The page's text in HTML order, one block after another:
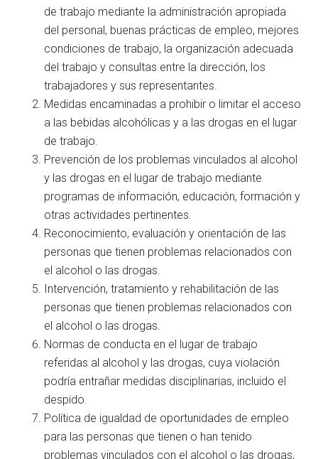
de trabajo mediante la administración apropiada
del personal, buenas prácticas de empleo, mejores
condiciones de trabajo, la organización adecuada
del trabajo y consultas entre la dirección, los
trabajadores y sus representantes.
Medidas encaminadas a prohibir o limitar el acceso
a las bebidas alcohólicas y a las drogas en el lugar
de trabajo.
Prevención de los problemas vinculados al alcohol
y las drogas en el lugar de trabajo mediante
programas de información, educación, formación y
otras actividades pertinentes.
Reconocimiento, evaluación y orientación de las
personas que tienen problemas relacionados con
el alcohol o las drogas.
Intervención, tratamiento y rehabilitación de las
personas que tienen problemas relacionados con
el alcohol o las drogas.
Normas de conducta en el lugar de trabajo
referidas al alcohol y las drogas, cuya violación
podría entrañar medidas disciplinarias, incluido el
despido.
Política de igualdad de oportunidades de empleo
para las personas que tienen o han tenido
problemas vinculados con el alcohol o las drogas,